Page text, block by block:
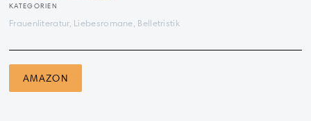
KATEGORIEN
Frauenliteratur, Liebesromane, Belletristik
AMAZON